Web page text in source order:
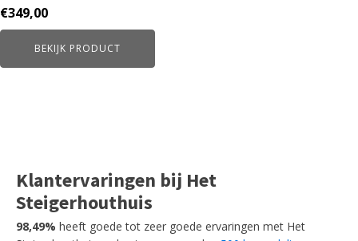
€349,00
BEKIJK PRODUCT
de
productpagina
Klantervaringen bij Het
Steigerhouthuis
98,49% heeft goede tot zeer goede ervaringen met Het